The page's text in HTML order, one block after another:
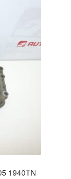
1940TN